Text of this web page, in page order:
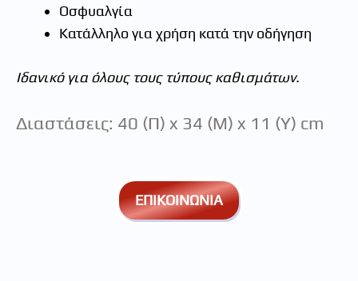
Οσφυαλγία
Κατάλληλο για χρήση κατά την οδήγηση
Ιδανικό για όλους τους τύπους καθισμάτων.
Διαστάσεις: 40 (Π) x 34 (Μ) x 11 (Υ) cm
ΕΠΙΚΟΙΝΩΝΙΑ